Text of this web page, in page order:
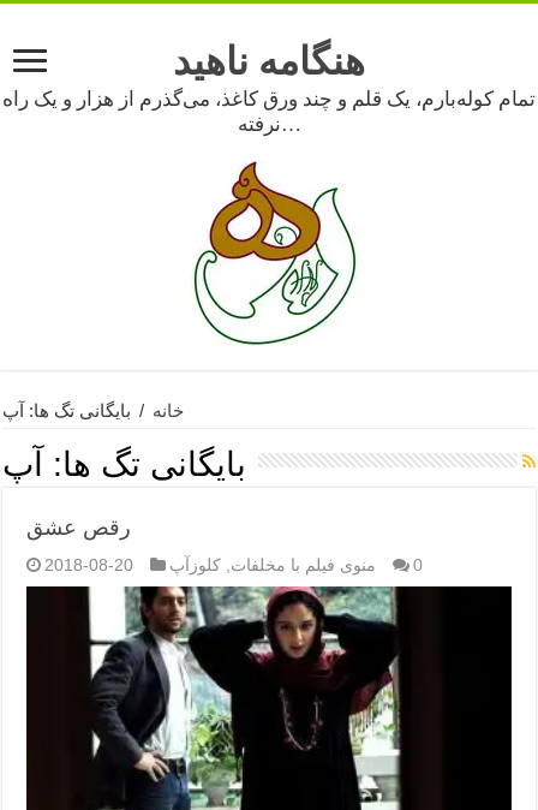
هنگامه ناهید
تمام کوله‌بارم، یک قلم و چند ورق کاغذ، می‌گذرم از هزار و یک راه
نرفته…
خانه / بایگانی تگ ها: آپ
بایگانی تگ ها: آپ
رقص عشق
2018-08-20 منوی فیلم با مخلفات کلوزآپ 0